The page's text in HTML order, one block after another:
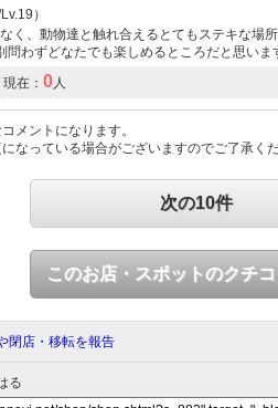
）
く、動物達と触れ合えるとてもステキな場
わずどなたでも楽しめるところだと思いま
現在： 0人
メントになります。
なっている場合がございますのでご了承くだ
次の10件
このお店・スポットのクチコ
閉店・移転を報告
る